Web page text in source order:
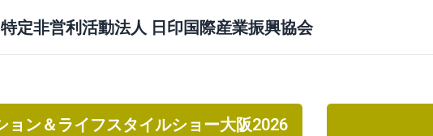
特定非営利活動法人 日印国際産業振興協会
ョン＆ライフスタイルショー大阪2026